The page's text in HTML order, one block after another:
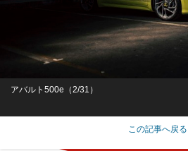
アバルト500e（2/31）
この記事へ戻る